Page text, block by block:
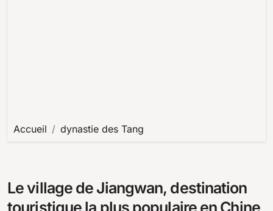
Accueil dynastie des Tang
Le village de Jiangwan, destination
touristique la plus populaire en Chine